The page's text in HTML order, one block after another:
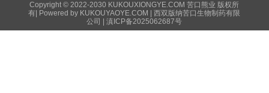
Copyright © 2022-2030 KUKOUXIONGYE.COM 苦口熊业 版权所
有| Powered by KUKOUYAOYE.COM
| 西双版纳苦口生物制药有限
公司 |
滇ICP备2025062687号